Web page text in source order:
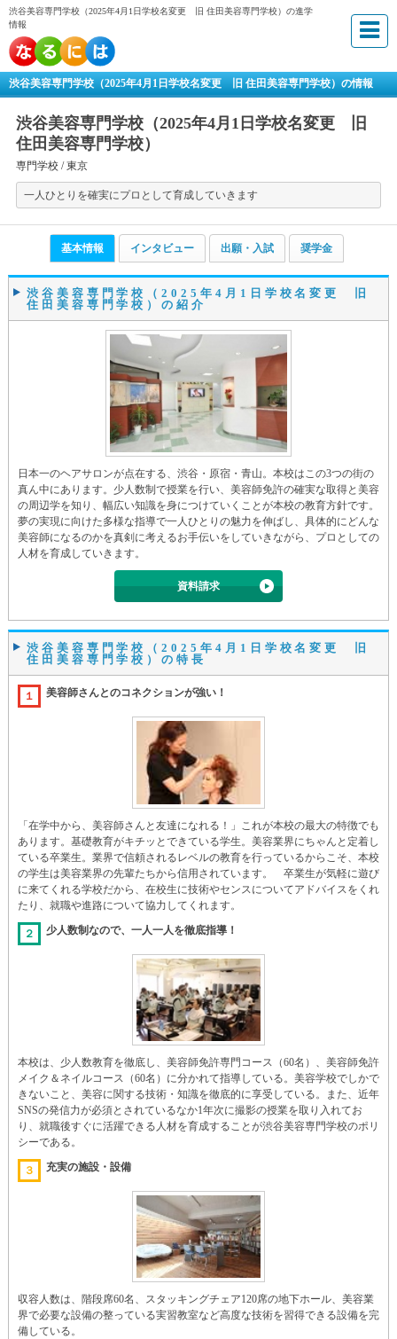
渋谷美容専門学校（2025年4月1日学校名変更 旧 住田美容専門学校）の進学
情報
渋谷美容専門学校（2025年4月1日学校名変更 旧 住田美容専門学校）の情報
渋谷美容専門学校（2025年4月1日学校名変更 旧
住田美容専門学校）
専門学校 /東京
一人ひとりを確実にプロとして育成していきます
基本情報 インタビュー 出願・入試 奨学金
渋谷美容専門学校（2025年4月1日学校名変更 旧
住田美容専門学校）の紹介
日本一のヘアサロンが点在する、渋谷・原宿・青山。本校はこの3つの街の
真ん中にあります。少人数制で授業を行い、美容師免許の確実な取得と美容
の周辺学を知り、幅広い知識を身につけていくことが本校の教育方針です。
夢の実現に向けた多様な指導で一人ひとりの魅力を伸ばし、具体的にどんな
美容師になるのかを真剣に考えるお手伝いをしていきながら、プロとしての
人材を育成していきます。
資料請求
渋谷美容専門学校（2025年4月1日学校名変更 旧
住田美容専門学校）の特長
１ 美容師さんとのコネクションが強い！
「在学中から、美容師さんと友達になれる！」これが本校の最大の特徴でも
あります。基礎教育がキチッとできている学生。美容業界にちゃんと定着し
ている卒業生。業界で信頼されるレベルの教育を行っているからこそ、本校
の学生は美容業界の先輩たちから信用されています。 卒業生が気軽に遊び
に来てくれる学校だから、在校生に技術やセンスについてアドバイスをくれ
たり、就職や進路について協力してくれます。
２ 少人数制なので、一人一人を徹底指導！
本校は、少人数教育を徹底し、美容師免許専門コース（60名）、美容師免許
メイク＆ネイルコース（60名）に分かれて指導している。美容学校でしかで
きないこと、美容に関する技術・知識を徹底的に享受している。また、近年
SNSの発信力が必須とされているなか1年次に撮影の授業を取り入れてお
り、就職後すぐに活躍できる人材を育成することが渋谷美容専門学校のポリ
シーである。
３ 充実の施設・設備
収容人数は、階段席60名、スタッキングチェア120席の地下ホール、美容業
界で必要な設備の整っている実習教室など高度な技術を習得できる設備を完
備している。